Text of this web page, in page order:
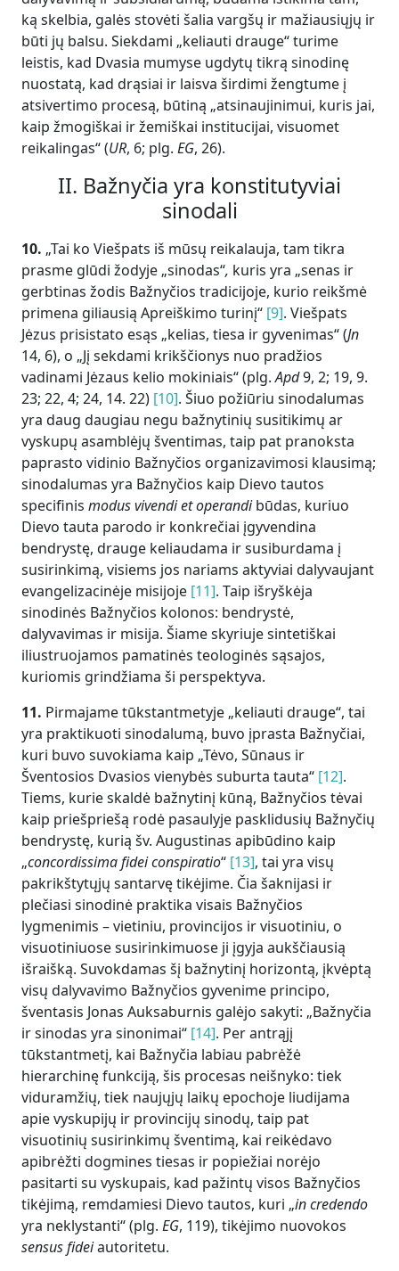
ką skelbia, galės stovėti šalia vargšų ir mažiausiųjų ir
būti jų balsu. Siekdami „keliauti drauge“ turime
leistis, kad Dvasia mumyse ugdytų tikrą sinodinę
nuostatą, kad drąsiai ir laisva širdimi žengtume į
atsivertimo procesą, būtiną „atsinaujinimui, kuris jai,
kaip žmogiškai ir žemiškai institucijai, visuomet
reikalingas“ (UR, 6; plg. EG, 26).
II. Bažnyčia yra konstitutyviai
sinodali
10. „Tai ko Viešpats iš mūsų reikalauja, tam tikra
prasme glūdi žodyje „sinodas“, kuris yra „senas ir
gerbtinas žodis Bažnyčios tradicijoje, kurio reikšmė
primena giliausią Apreiškimo turinį“ [9]. Viešpats
Jėzus prisistato esąs „kelias, tiesa ir gyvenimas“ (Jn
14, 6), o „Jį sekdami krikščionys nuo pradžios
vadinami Jėzaus kelio mokiniais“ (plg.Apd9, 2; 19, 9.
23; 22, 4; 24, 14. 22) [10]. Šiuo požiūriu sinodalumas
yra daug daugiau negu bažnytinių susitikimų ar
vyskupų asamblėjų šventimas, taip pat pranoksta
paprasto vidinio Bažnyčios organizavimosi klausimą;
sinodalumas yra Bažnyčios kaip Dievo tautos
specifinis modus vivendi et operandibūdas, kuriuo
Dievo tauta parodo ir konkrečiai įgyvendina
bendrystę, drauge keliaudama ir susiburdama į
susirinkimą, visiems jos nariams aktyviai dalyvaujant
evangelizacinėje misijoje [11]. Taip išryškėja
sinodinės Bažnyčios kolonos: bendrystė,
dalyvavimas ir misija. Šiame skyriuje sintetiškai
iliustruojamos pamatinės teologinės sąsajos,
kuriomis grindžiama ši perspektyva.
11. Pirmajame tūkstantmetyje „keliauti drauge“, tai
yra praktikuoti sinodalumą, buvo įprasta Bažnyčiai,
kuri buvo suvokiama kaip „Tėvo, Sūnaus ir
Šventosios Dvasios vienybės suburta tauta“ [12].
Tiems, kurie skaldė bažnytinį kūną, Bažnyčios tėvai
kaip priešpriešą rodė pasaulyje pasklidusių Bažnyčių
bendrystę, kurią šv. Augustinas apibūdino kaip
„concordissima fidei conspiratio“ [13], tai yra visų
pakrikštytųjų santarvę tikėjime. Čia šaknijasi ir
plečiasi sinodinė praktika visais Bažnyčios
lygmenimis – vietiniu, provincijos ir visuotiniu, o
visuotiniuose susirinkimuose ji įgyja aukščiausią
išraišką. Suvokdamas šį bažnytinį horizontą, įkvėptą
visų dalyvavimo Bažnyčios gyvenime principo,
šventasis Jonas Auksaburnis galėjo sakyti: „Bažnyčia
ir sinodas yra sinonimai“ [14]. Per antrąjį
tūkstantmetį, kai Bažnyčia labiau pabrėžė
hierarchinę funkciją, šis procesas neišnyko: tiek
viduramžių, tiek naujųjų laikų epochoje liudijama
apie vyskupijų ir provincijų sinodų, taip pat
visuotinių susirinkimų šventimą, kai reikėdavo
apibrėžti dogmines tiesas ir popiežiai norėjo
pasitarti su vyskupais, kad pažintų visos Bažnyčios
tikėjimą, remdamiesi Dievo tautos, kuri „in credendo
yra neklystanti“ (plg. EG, 119), tikėjimo nuovokos
sensus fideiautoritetu.